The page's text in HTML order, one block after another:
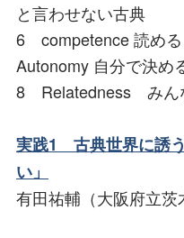
と言わせない古典
6 competence 読め
Autonomy 自分で決め
8 Relatedness みん
実践1 古典世界に誘
い」
有田祐輔（大阪府立茨